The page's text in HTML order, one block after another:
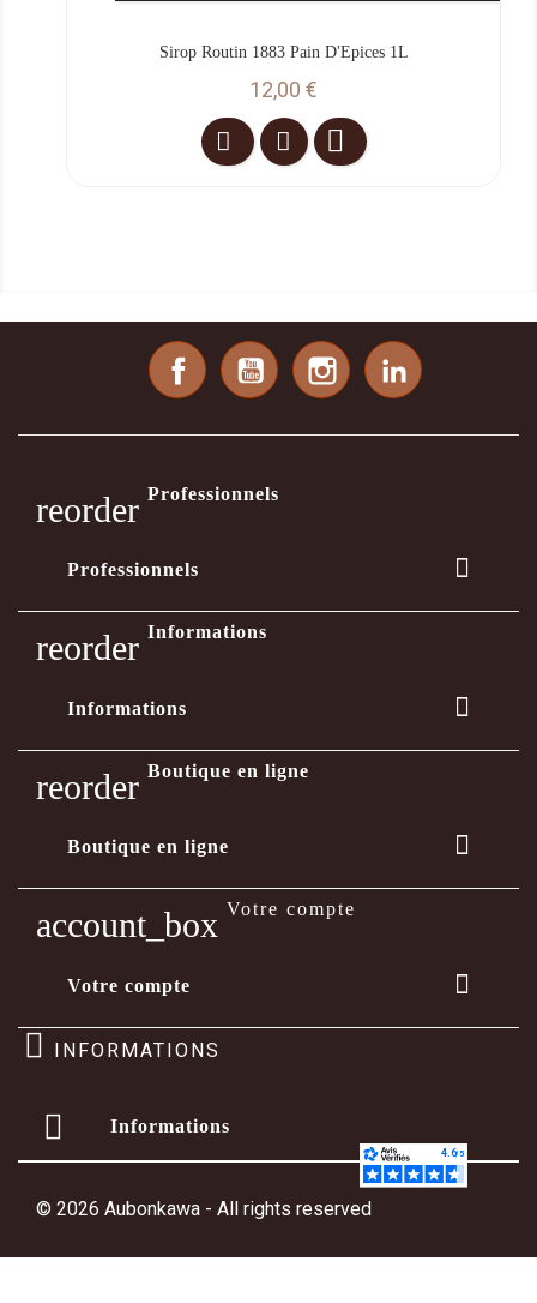
Sirop Routin 1883 Pain D'Epices 1L
Prix
12,00 €

FacebookYouTube InstagramLinkedIn
reorder Professionnels
Professionnels 
reorder Informations
Informations 
reorder Boutique en ligne
Boutique en ligne 
account_box Votre compte
Votre compte 
INFORMATIONS
Informations
© 2026 Aubonkawa - All rights reserved